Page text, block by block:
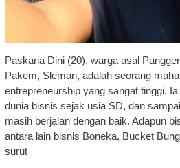
Paskaria Dini (20), warga asal
Pakem, Sleman, adalah seorang
entrepreneurship yang sangat tinggi.
dunia bisnis sejak usia SD, dan
masih berjalan dengan baik. Adapun
antara lain bisnis Boneka, Bucket
surut